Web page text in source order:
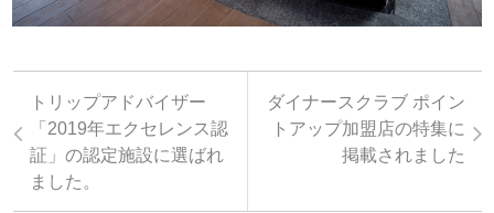
トリップアドバイザー
「2019年エクセレンス認
証」の認定施設に選ばれ
ました。
ダイナースクラブ ポイン
トアップ加盟店の特集に
掲載されました